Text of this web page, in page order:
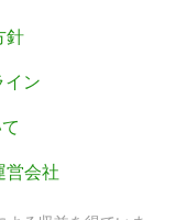
針
イン
営会社